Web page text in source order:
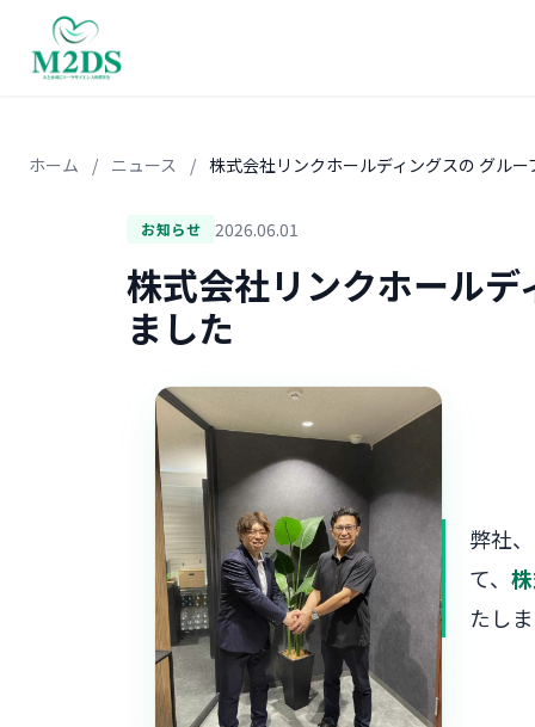
ホーム / ニュース / 株式会社リンクホールディングスの グル
お知らせ 2026.06.01
株式会社リンクホール
ました
弊社
て、
たし